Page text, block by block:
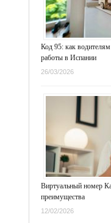
Код 95: как
работы в Испании
26/03/2026
Виртуальный номер
преимущества
12/02/2026